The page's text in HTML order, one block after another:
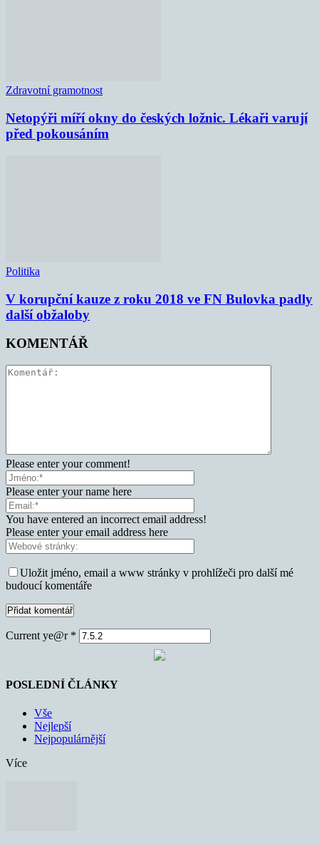
Zdravotní gramotnost
Netopýři míří okny do českých ložnic. Lékaři varují
před pokousáním
Politika
V korupční kauze z roku 2018 ve FN Bulovka padly
další obžaloby
KOMENTÁŘ
Please enter your comment!
Please enter your name here
You have entered an incorrect email address!
Please enter your email address here
Uložit jméno, email a www stránky v prohlížeči pro další mé
budoucí komentáře
Current ye@r *
POSLEDNÍ ČLÁNKY
Vše
Nejlepší
Nejpopulárnější
Více